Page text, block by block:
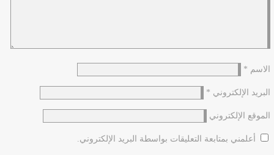
الاسم *
البريد الإلكتروني *
الموقع الإلكتروني
أعلمني بمتابعة التعليقات بواسطة البريد الإلكتروني.